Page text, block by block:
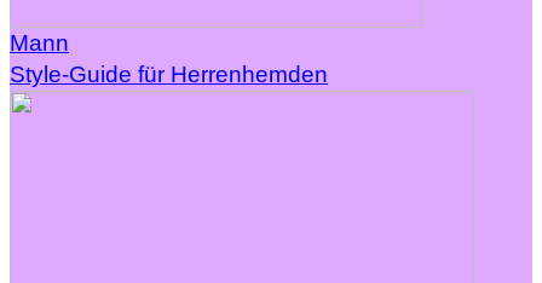
Mann
Style-Guide für Herrenhemden